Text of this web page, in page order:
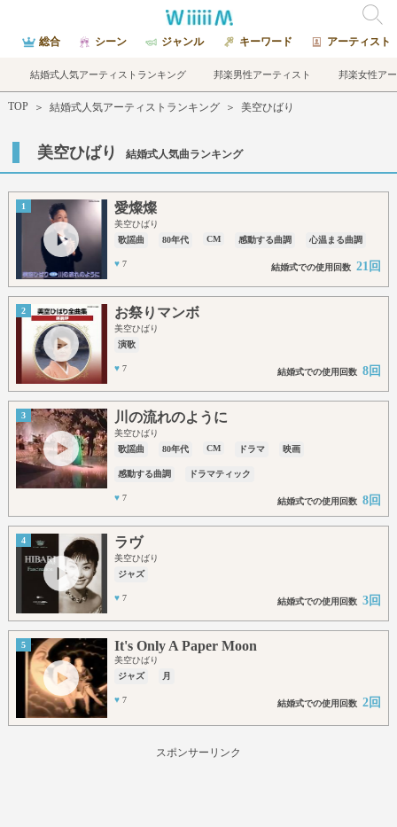
総合 シーン ジャンル キーワード アーティスト
結婚式人気アーティストランキング 邦楽男性アーティスト 邦楽女性ア
TOP ＞ 結婚式人気アーティストランキング ＞ 美空ひばり
美空ひばり 結婚式人気曲ランキング
1 愛燦燦
美空ひばり
歌謡曲
80年代 CM 感動する曲調 心温まる曲調
♥ 7 結婚式での使用回数 21回
2 お祭りマンボ
美空ひばり
演歌
♥ 7 結婚式での使用回数 8回
3 川の流れのように
美空ひばり
歌謡曲
80年代 CM ドラマ 映画
感動する曲調 ドラマティック
♥ 7 結婚式での使用回数 8回
4 ラヴ
美空ひばり
ジャズ
♥ 7 結婚式での使用回数 3回
5 It's Only A Paper Moon
美空ひばり
ジャズ
月
♥ 7 結婚式での使用回数 2回
スポンサーリンク